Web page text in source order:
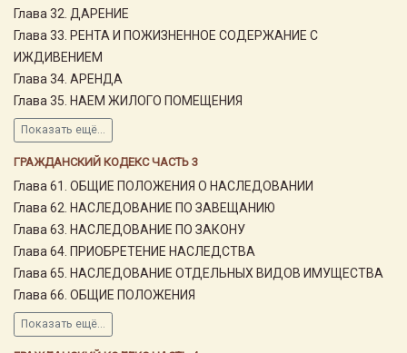
Глава 32. ДАРЕНИЕ
Глава 33. РЕНТА И ПОЖИЗНЕННОЕ СОДЕРЖАНИЕ С
ИЖДИВЕНИЕМ
Глава 34. АРЕНДА
Глава 35. НАЕМ ЖИЛОГО ПОМЕЩЕНИЯ
Показать ещё...
ГРАЖДАНСКИЙ КОДЕКС ЧАСТЬ 3
Глава 61. ОБЩИЕ ПОЛОЖЕНИЯ О НАСЛЕДОВАНИИ
Глава 62. НАСЛЕДОВАНИЕ ПО ЗАВЕЩАНИЮ
Глава 63. НАСЛЕДОВАНИЕ ПО ЗАКОНУ
Глава 64. ПРИОБРЕТЕНИЕ НАСЛЕДСТВА
Глава 65. НАСЛЕДОВАНИЕ ОТДЕЛЬНЫХ ВИДОВ ИМУЩЕСТВА
Глава 66. ОБЩИЕ ПОЛОЖЕНИЯ
Показать ещё...